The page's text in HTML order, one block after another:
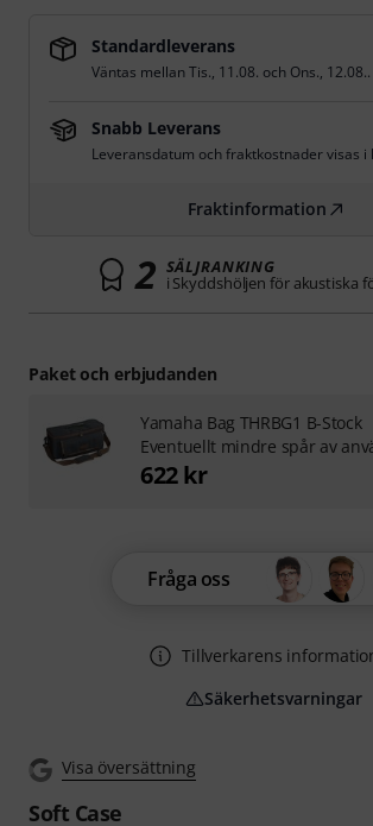
Visa översättning
Soft Case
Standardleverans
Väntas mellanTis., 11.08. och Ons., 12.08..
Snabb Leverans
Leveransdatum och fraktkostnader visas i
Fraktinformation
2 SÄLJRANKING
i Skyddshöljen för akustiska
Fråga oss
Tillverkarens
Säkerhetsvarningar
Paket och erbjudanden
Yamaha Bag THRBG1 B-Stock
Eventuellt mindre spår av
622 kr